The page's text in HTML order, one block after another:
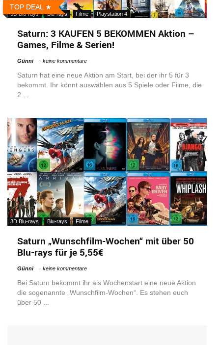
TOP DEAL
3D Blu-rays Blu-rays Filme Playstation 4
Saturn: 3 KAUFEN 5 BEKOMMEN Aktion –
Games, Filme & Serien!
Günni keine kommentare
Saturn hat eine neue Aktion am Start, bei der ihr 5 für 3
bekommt. Ihr könnt auswählen aus 5 Spiele oder Filme, die
2 ...
3D Blu-rays Blu-rays Filme
Saturn „Wunschfilm-Wochen“ mit über 50
Blu-rays für je 5,55€
Günni keine kommentare
Bei Saturn bekommt ihr als Wochenstart eine neue Aktion
die sogenannte „Wunschfilm-Wochen“. Es stehen euch
über 50 ...